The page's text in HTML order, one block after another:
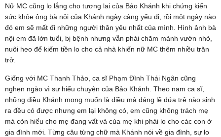
Nữ MC cũng lo lắng cho tương lai của Bảo Khánh khi chứng kiến
sức khỏe ông bà nội của Khánh ngày càng yếu đi, rồi một ngày nào
đó em sẽ mất đi những người thân yêu nhất của mình. Hình ảnh bà
nội em đã lớn tuổi, bị bệnh nhưng vẫn phải chăm mảnh vườn nhỏ,
nuôi heo để kiếm tiền lo cho cả nhà khiến nữ MC thêm nhiều trăn
trở.
Giống với MC Thanh Thảo, ca sĩ Phạm Đình Thái Ngân cũng
nghẹn ngào vì sự hiểu chuyện của Bảo Khánh. Theo nam ca sĩ,
những điều Khánh mong muốn là điều mà đáng lẽ đứa trẻ nào sinh
ra đều có được nhưng em lại không có, em cũng không trách mẹ
mà còn hiểu cho mẹ đang vất vả của mẹ khi phải lo cho các con ở
gia đình mới. Từng câu từng chữ mà Khánh nói về gia đình, sự lo